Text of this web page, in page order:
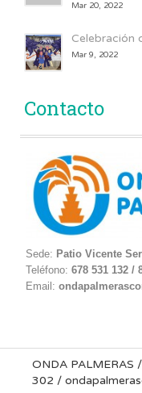
Mar 20, 2022
Celebración
Mar 9, 2022
Contacto
Sede: Patio Vicente
Teléfono: 678 531 132 /
Email:
ONDA
302 /